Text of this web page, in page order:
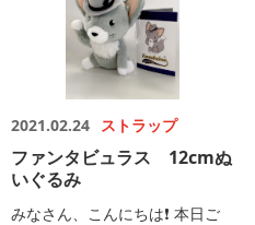
2021.02.24 ストラップ
ファンタビュラス 12cmぬ
いぐるみ
みなさん、こんにちは❗️ 本日ご